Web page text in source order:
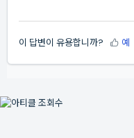
이 답변이 유용합니까? 예